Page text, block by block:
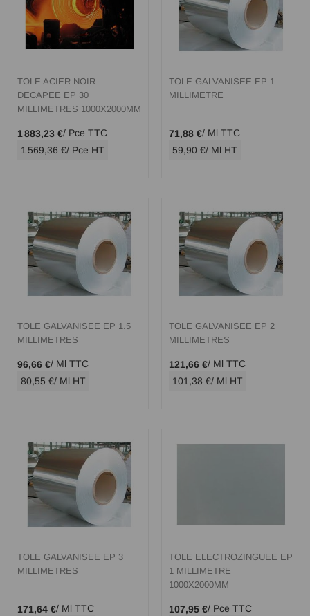
TOLE ACIER NOIR
DECAPEE EP 30
MILLIMETRES 1000X2000MM
1 883,23 €/ Pce TTC
1 569,36 €/ Pce HT
TOLE GALVANISEE EP 1
MILLIMETRE
71,88 €/ Ml TTC
59,90 €/ Ml HT
TOLE GALVANISEE EP 1.5
MILLIMETRES
96,66 €/ Ml TTC
80,55 €/ Ml HT
TOLE GALVANISEE EP 2
MILLIMETRES
121,66 €/ Ml TTC
101,38 €/ Ml HT
TOLE GALVANISEE EP 3
MILLIMETRES
171,64 €/ Ml TTC
TOLE ELECTROZINGUEE EP
1 MILLIMETRE
1000X2000MM
107,95 €/ Pce TTC